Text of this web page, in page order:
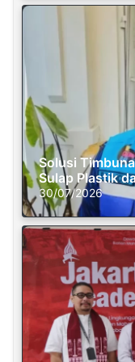
Solusi
Sulap Plastik
30/07/2026